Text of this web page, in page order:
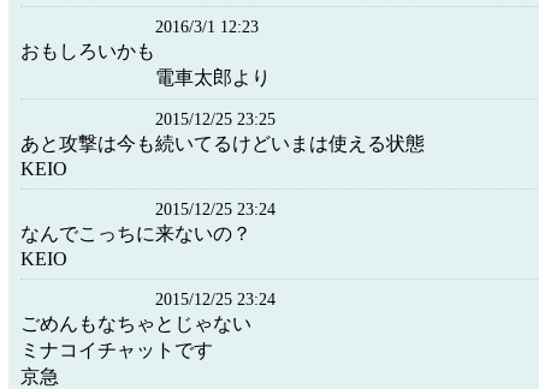
2016/3/1 12:23
おもしろいかも
電車太郎より
2015/12/25 23:25
あと攻撃は今も続いてるけどいまは使える状態
KEIO
2015/12/25 23:24
なんでこっちに来ないの？
KEIO
2015/12/25 23:24
ごめんもなちゃとじゃない
ミナコイチャットです
京急